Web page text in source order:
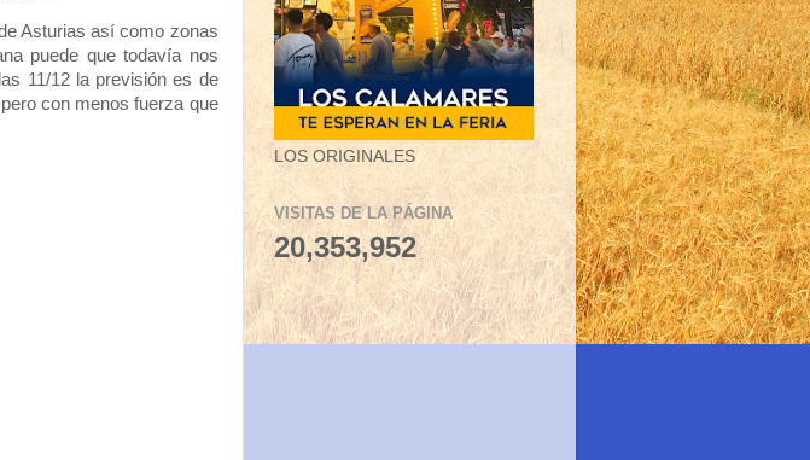
Asturias así como zonas
puede que todavía nos
11/12 la previsión es de
con menos fuerza que
LOS ORIGINALES
VISITAS DE LA PÁGINA
20,353,952